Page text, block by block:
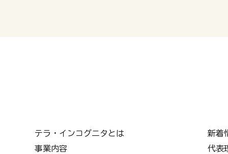
テラ・インコグニタとは
事業内容
新着
代表